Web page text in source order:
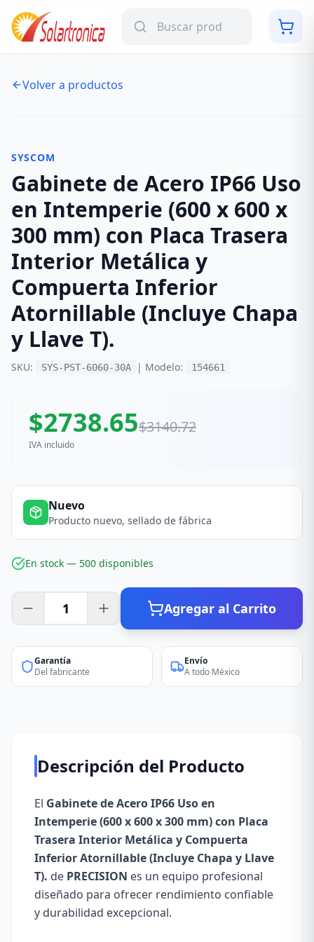
Volver a productos
SYSCOM
Gabinete de Acero IP66 Uso
en Intemperie (600 x 600 x
300 mm) con Placa Trasera
Interior Metálica y
Compuerta Inferior
Atornillable (Incluye Chapa
y Llave T).
SKU: SYS-PST-6060-30A | Modelo: 154661
$2738.65$3140.72
IVA incluido
Nuevo
Producto nuevo, sellado de fábrica
En stock — 500 disponibles
Agregar al Carrito
Garantía
Del fabricante
Envío
A todo México
Descripción del Producto
El Gabinete de Acero IP66 Uso en
Intemperie (600 x 600 x 300 mm) con Placa
Trasera Interior Metálica y Compuerta
Inferior Atornillable (Incluye Chapa y Llave
T). de PRECISION es un equipo profesional
diseñado para ofrecer rendimiento confiable
y durabilidad excepcional.